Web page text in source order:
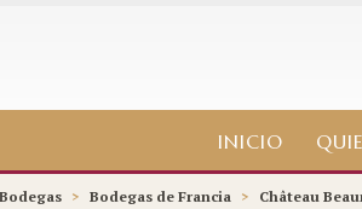
INICIO
Bodegas > Bodegas de Francia > Château